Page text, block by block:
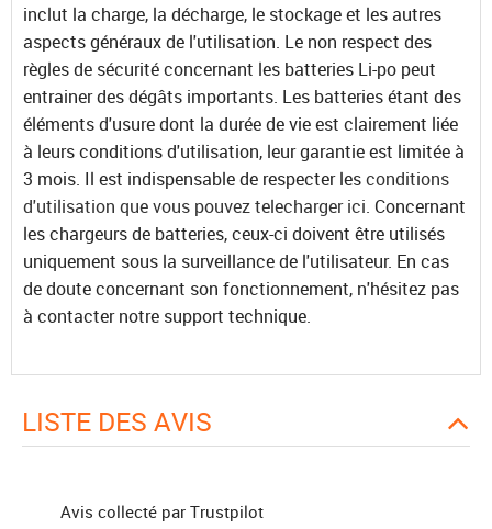
inclut la charge, la décharge, le stockage et les autres
aspects généraux de l'utilisation. Le non respect des
règles de sécurité concernant les batteries Li-po peut
entrainer des dégâts importants. Les batteries étant des
éléments d'usure dont la durée de vie est clairement liée
à leurs conditions d'utilisation, leur garantie est limitée à
3 mois. Il est indispensable de respecter lesconditions
d'utilisation que vous pouvez telecharger ici. Concernant
les chargeurs de batteries, ceux-ci doivent être utilisés
uniquement sous la surveillance de l'utilisateur. En cas
de doute concernant son fonctionnement, n'hésitez pas
à contacter notre support technique.
LISTE DES AVIS
Avis collecté par Trustpilot